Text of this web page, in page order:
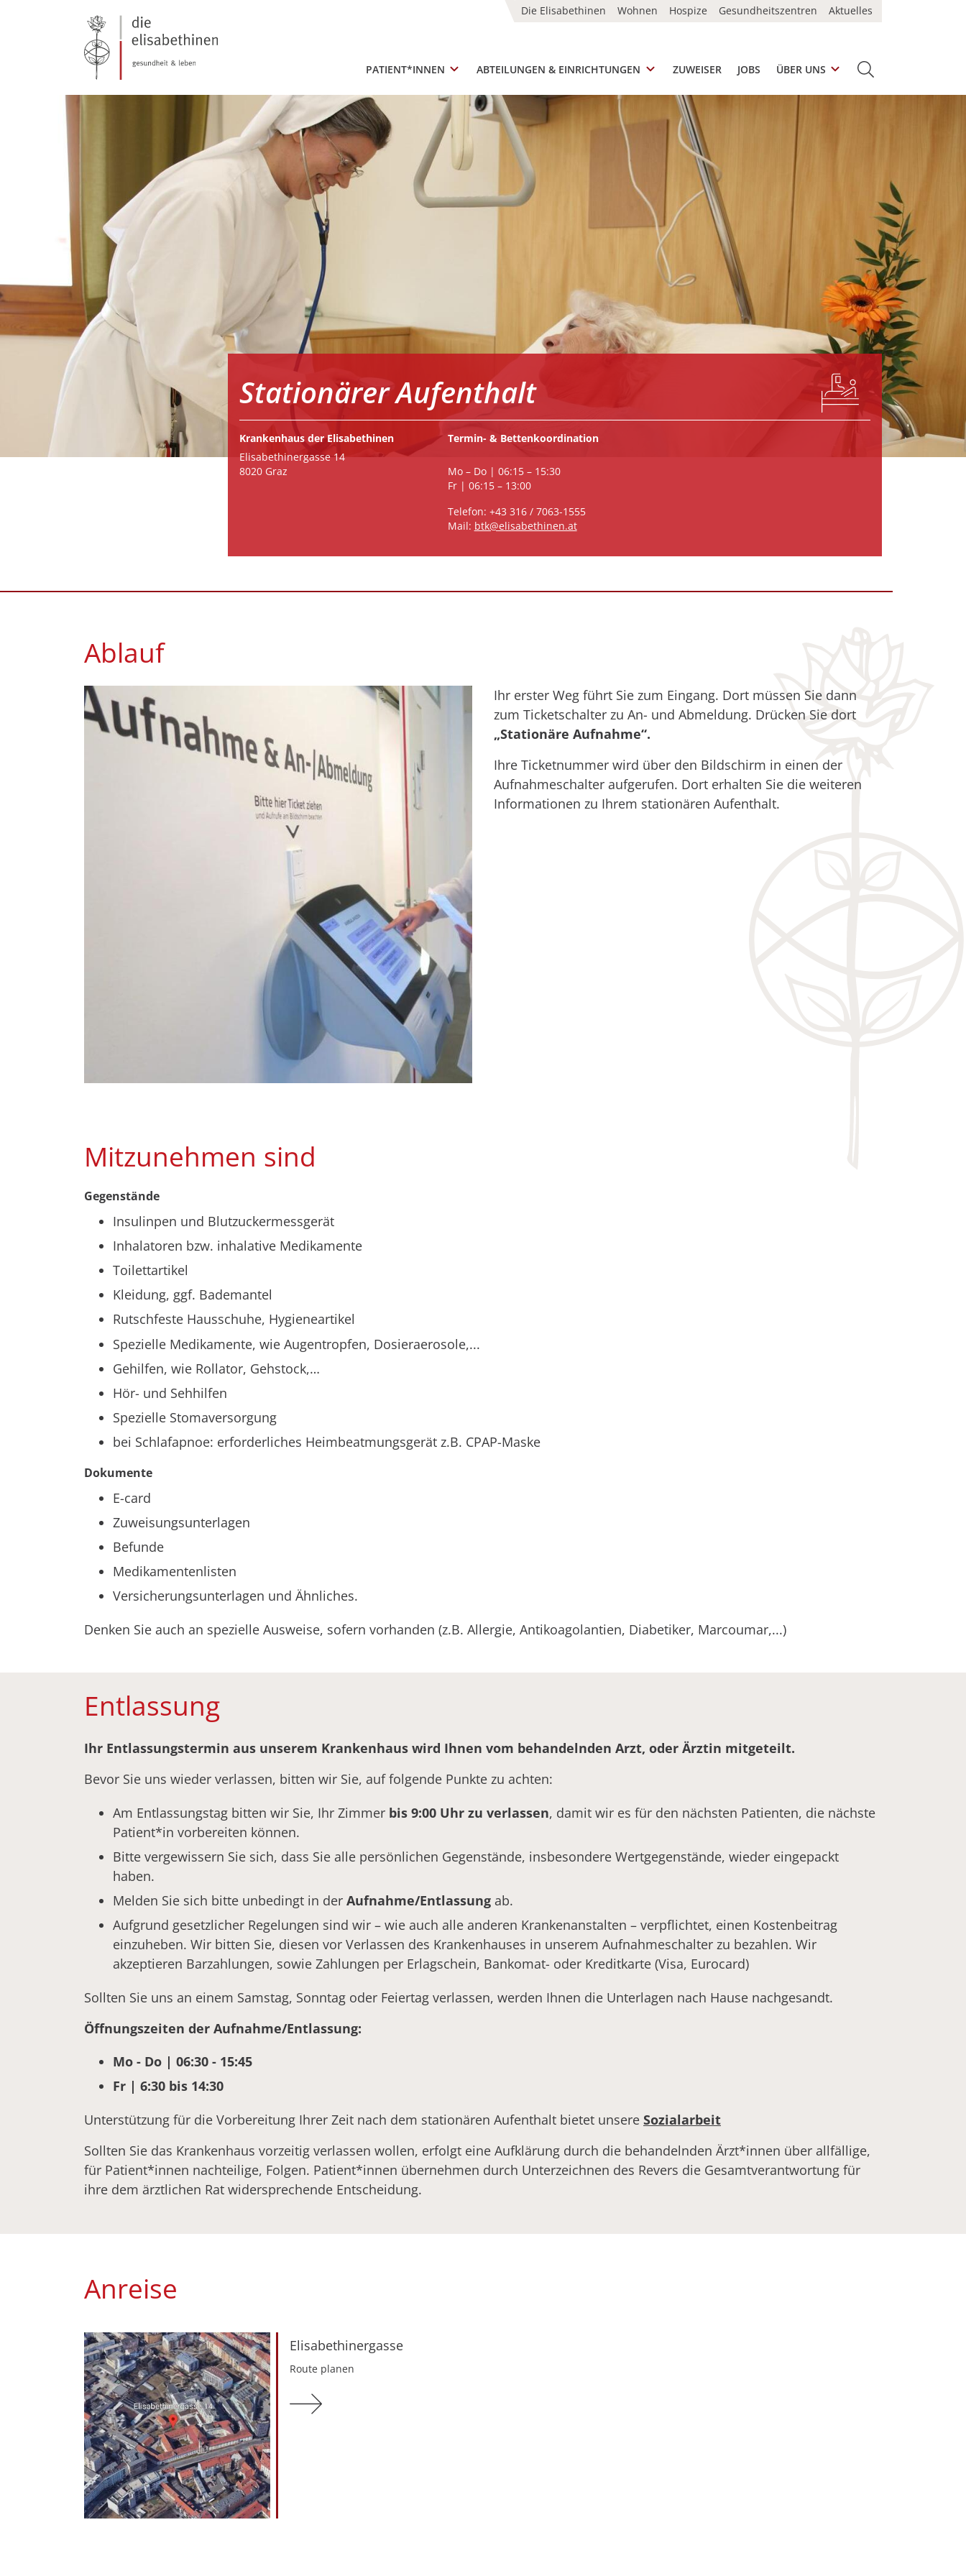
PATIENT*INNEN ABTEILUNGEN & EINRICHTUNGEN ZUWEISER JOBS ÜBER UNS SUCHE
Die Elisabethinen Wohnen Hospize Gesundheitszentren Aktuelles
Stationärer Aufenthalt
Krankenhaus der Elisabethinen
Elisabethinergasse 14
8020 Graz
Termin- & Bettenkoordination
Mo – Do | 06:15 – 15:30
Fr | 06:15 – 13:00
Telefon: +43 316 / 7063-1555
Mail: btk@elisabethinen.at
Ablauf
Ihr erster Weg führt Sie zum Eingang. Dort müssen Sie dann
zum Ticketschalter zu An- und Abmeldung. Drücken Sie dort
„Stationäre Aufnahme“.
Ihre Ticketnummer wird über den Bildschirm in einen der
Aufnahmeschalter aufgerufen. Dort erhalten Sie die weiteren
Informationen zu Ihrem stationären Aufenthalt.
Mitzunehmen sind
Gegenstände
Insulinpen und Blutzuckermessgerät
Inhalatoren bzw. inhalative Medikamente
Toilettartikel
Kleidung, ggf. Bademantel
Rutschfeste Hausschuhe, Hygieneartikel
Spezielle Medikamente, wie Augentropfen, Dosieraerosole,...
Gehilfen, wie Rollator, Gehstock,…
Hör- und Sehhilfen
Spezielle Stomaversorgung
bei Schlafapnoe: erforderliches Heimbeatmungsgerät z.B. CPAP-Maske
Dokumente
E-card
Zuweisungsunterlagen
Befunde
Medikamentenlisten
Versicherungsunterlagen und Ähnliches.
Denken Sie auch an spezielle Ausweise, sofern vorhanden (z.B. Allergie, Antikoagolantien, Diabetiker, Marcoumar,...)
Entlassung
Ihr Entlassungstermin aus unserem Krankenhaus wird Ihnen vom behandelnden Arzt, oder Ärztin mitgeteilt.
Bevor Sie uns wieder verlassen, bitten wir Sie, auf folgende Punkte zu achten:
Am Entlassungstag bitten wir Sie, Ihr Zimmer bis 9:00 Uhr zu verlassen, damit wir es für den nächsten Patienten, die nächste
Patient*in vorbereiten können.
Bitte vergewissern Sie sich, dass Sie alle persönlichen Gegenstände, insbesondere Wertgegenstände, wieder eingepackt
haben.
Melden Sie sich bitte unbedingt in der Aufnahme/Entlassung ab.
Aufgrund gesetzlicher Regelungen sind wir – wie auch alle anderen Krankenanstalten – verpflichtet, einen Kostenbeitrag
einzuheben. Wir bitten Sie, diesen vor Verlassen des Krankenhauses in unserem Aufnahmeschalter zu bezahlen. Wir
akzeptieren Barzahlungen, sowie Zahlungen per Erlagschein, Bankomat- oder Kreditkarte (Visa, Eurocard)
Sollten Sie uns an einem Samstag, Sonntag oder Feiertag verlassen, werden Ihnen die Unterlagen nach Hause nachgesandt.
Öffnungszeiten der Aufnahme/Entlassung:
Mo - Do | 06:30 - 15:45
Fr | 6:30 bis 14:30
Unterstützung für die Vorbereitung Ihrer Zeit nach dem stationären Aufenthalt bietet unsere Sozialarbeit
Sollten Sie das Krankenhaus vorzeitig verlassen wollen, erfolgt eine Aufklärung durch die behandelnden Ärzt*innen über allfällige,
für Patient*innen nachteilige, Folgen. Patient*innen übernehmen durch Unterzeichnen des Revers die Gesamtverantwortung für
ihre dem ärztlichen Rat widersprechende Entscheidung.
Anreise
Elisabethinergasse
Route planen